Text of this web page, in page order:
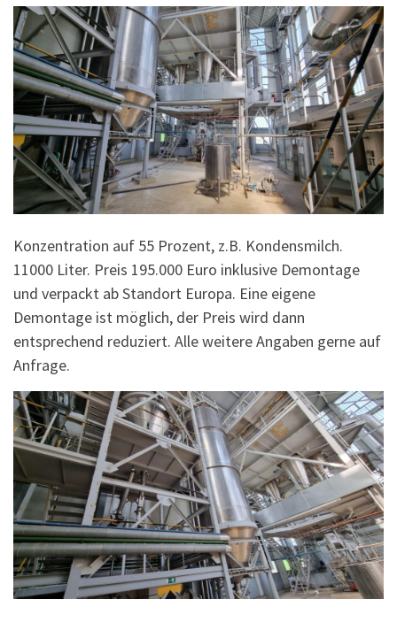
Konzentration auf 55 Prozent, z.B. Kondensmilch.
11000 Liter. Preis 195.000 Euro inklusive Demontage
und verpackt ab Standort Europa. Eine eigene
Demontage ist möglich, der Preis wird dann
entsprechend reduziert. Alle weitere Angaben gerne auf
Anfrage.